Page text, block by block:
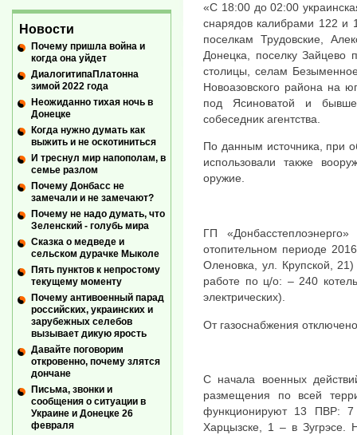
«С 18:00 до 02:00
снарядов калибрами 122
поселкам Трудовские,
Донецка, поселку Зайцево
столицы, селам
Новоазовского района на
под Ясиноватой и
собеседник агентства.
По данным источника, при
использовали также
оружие.
ГП «Донбасстеплоэнерго»
отопительном периоде
Оленовка, ул. Крупской,
работе по ц/о: – 240
электрических).
От газоснабжения
С начала военных
размещения по всей
функционируют 13 ПВР:
Харцызске, 1 – в
Новости
Почему пришла война и
когда она уйдет
ДиалогитипаПлатонна
зимой 2022 года
Неожиданно тихая ночь в
Донецке
Когда нужно думать как
выжить и не оскотиниться
И треснул мир напополам, в
семье разлом
Почему Донбасс не
замечали и не замечают?
Почему не надо думать, что
Зеленский - голубь мира
Сказка о медведе и
сельском дурачке Мыколе
Пять пунктов к непростому
текущему моменту
Почему антивоенный парад
российских, украинских и
зарубежных селебов
вызывает дикую ярость
Давайте поговорим
откровенно, почему злятся
дончане
Письма, звонки и
сообщения о ситуации в
Украине и Донецке 26
февраля